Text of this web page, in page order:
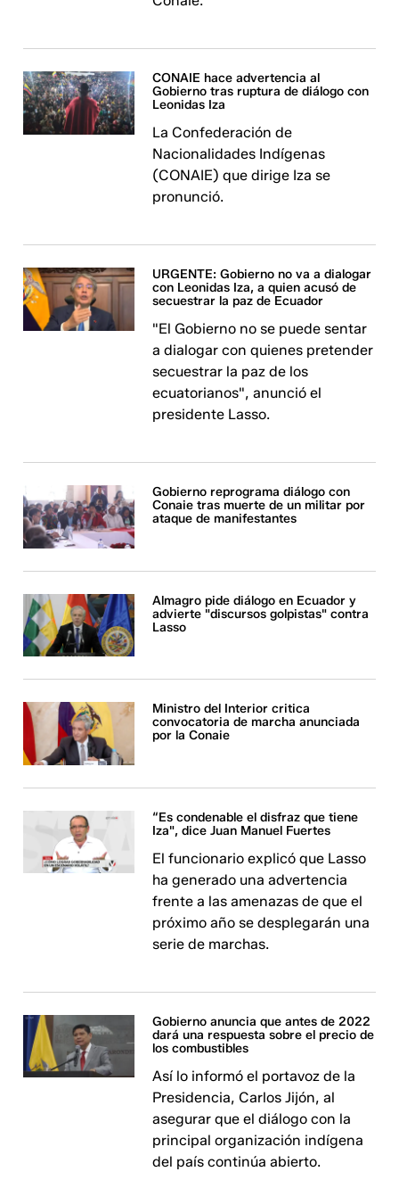
CONAIE hace advertencia al
Gobierno tras ruptura de diálogo con
Leonidas Iza
La Confederación de
Nacionalidades Indígenas
(CONAIE) que dirige Iza se
pronunció.
URGENTE: Gobierno no va a dialogar
con Leonidas Iza, a quien acusó de
secuestrar la paz de Ecuador
"El Gobierno no se puede sentar
a dialogar con quienes pretender
secuestrar la paz de los
ecuatorianos", anunció el
presidente Lasso.
Gobierno reprograma diálogo con
Conaie tras muerte de un militar por
ataque de manifestantes
Almagro pide diálogo en Ecuador y
advierte "discursos golpistas" contra
Lasso
Ministro del Interior critica
convocatoria de marcha anunciada
por la Conaie
“Es condenable el disfraz que tiene
Iza", dice Juan Manuel Fuertes
El funcionario explicó que Lasso
ha generado una advertencia
frente a las amenazas de que el
próximo año se desplegarán una
serie de marchas.
Gobierno anuncia que antes de 2022
dará una respuesta sobre el precio de
los combustibles
Así lo informó el portavoz de la
Presidencia, Carlos Jijón, al
asegurar que el diálogo con la
principal organización indígena
del país continúa abierto.